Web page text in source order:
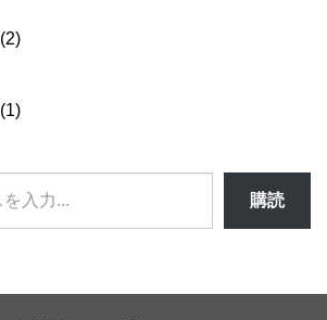
(2)
(1)
購読